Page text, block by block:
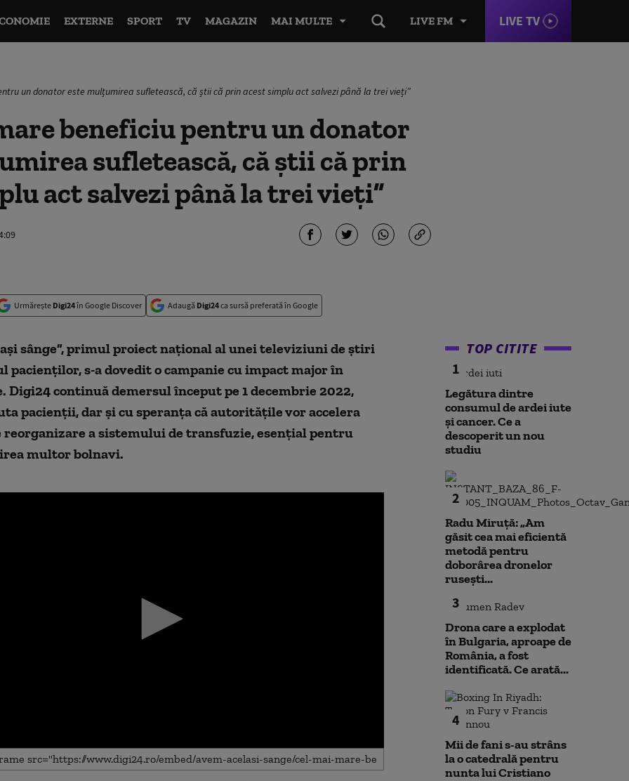
LIVE FM LIVE TV
EXTERNE SPORT TV MAGAZIN MAI MULTE
un donator este mulțumirea sufletească, că știi că prin acest simplu act salvezi până la trei vieți”
beneficiu pentru un donator
sufletească, că știi că prin
act salvezi până la trei vieți”
Urmărește Digi24în Google Discover Adaugă Digi24ca sursă preferată în Google
sânge”, primul proiect național al unei televiziuni de știri
pacienților, s-a dovedit o campanie cu impact major în
Digi24 continuă demersul început pe 1 decembrie 2022,
pacienții, dar și cu speranța că autoritățile vor accelera
reorganizare a sistemului de transfuzie, esențial pentru
multor bolnavi.
TOP CITITE
1
Legătura dintre
consumul de ardei iute
și cancer. Ce a
descoperit un nou
studiu
2
Radu Miruță: „Am
găsit cea mai eficientă
metodă pentru
doborârea dronelor
rusești...
3
Drona care a explodat
în Bulgaria, aproape de
România, a fost
identificată. Ce arată...
4
Mii de fani s-au strâns
la o catedrală pentru
nunta lui Cristiano